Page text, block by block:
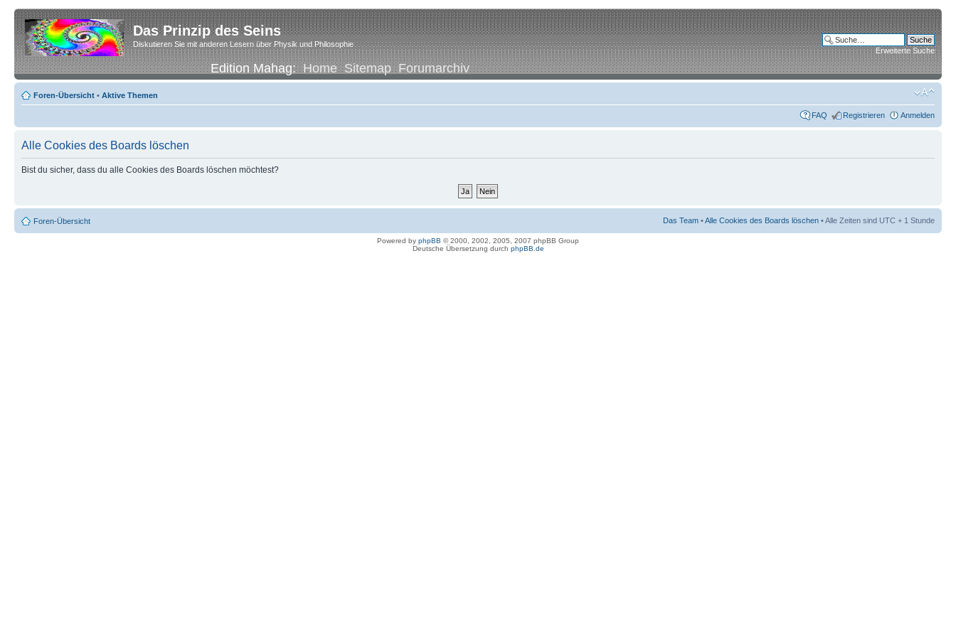
Das Prinzip des Seins
Diskutieren Sie mit anderen Lesern über Physik und Philosophie
Edition Mahag:Home Sitemap Forumarchiv
Erweiterte Suche
Foren-Übersicht • Aktive Themen
FAQ Registrieren Anmelden
Alle Cookies des Boards löschen
Bist du sicher, dass du alle Cookies des Boards löschen möchtest?
Foren-Übersicht Das Team •Alle Cookies des Boards löschen • Alle Zeiten sind UTC + 1 Stunde
Powered by phpBB © 2000, 2002, 2005, 2007 phpBB Group
Deutsche Übersetzung durch phpBB.de